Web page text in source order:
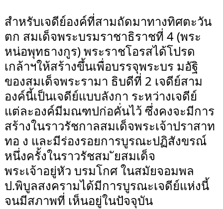
สำหรับเจดีย์องค์ที่สามถัดมาทางทิศตะวัน
ตก สมเด็จพระบรมราชาธิราชที่ 4 (พระ
หน่อพุทธางกูร) พระราชโอรสได้โปรด
เกล้าฯให้สร้างขึ้นเพื่อบรรจุพระบร มอัฐิ
ของสมเด็จพระรามา ธิบดีที่ 2 เจดีย์สาม
องค์นี้เป็นเจดีย์แบบลังกา ระหว่างเจดีย์
แต่ละองค์มีมณฑปก่อคั่นไว้ ซึ่งคงจะมีการ
สร้างในราวรัชกาลสมเด็จพระเจ้าปราสาท
ทอ ง และมีร่องรอยการบูรณะปฏิสังขรณ์
หนึ่งครั้งในราวรัชสม ัยสมเด็จ
พระเจ้าอยู่หัว บรมโกศ ในสมัยจอมพล
ป.พิบูลสงครามได้มีการบูรณะเจดีย์แห่งนี้
จนมีสภาพที่ เห็นอยู่ในปัจจุบัน